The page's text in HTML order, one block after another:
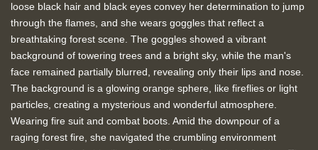
loose black hair and black eyes convey her determination to jump
through the flames, and she wears goggles that reflect a
breathtaking forest scene. The goggles showed a vibrant
background of towering trees and a bright sky, while the man's
face remained partially blurred, revealing only their lips and nose.
The background is a glowing orange sphere, like fireflies or light
particles, creating a mysterious and wonderful atmosphere.
Wearing fire suit and combat boots. Amid the downpour of a
raging forest fire, she navigated the crumbling environment